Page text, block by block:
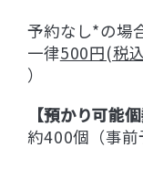
予約なし*の場
一律500円(税
）
【預かり可能個
約400個（事前